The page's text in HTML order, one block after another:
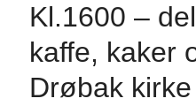
Kl.1600 –
kaffe, kaker
Drøbak